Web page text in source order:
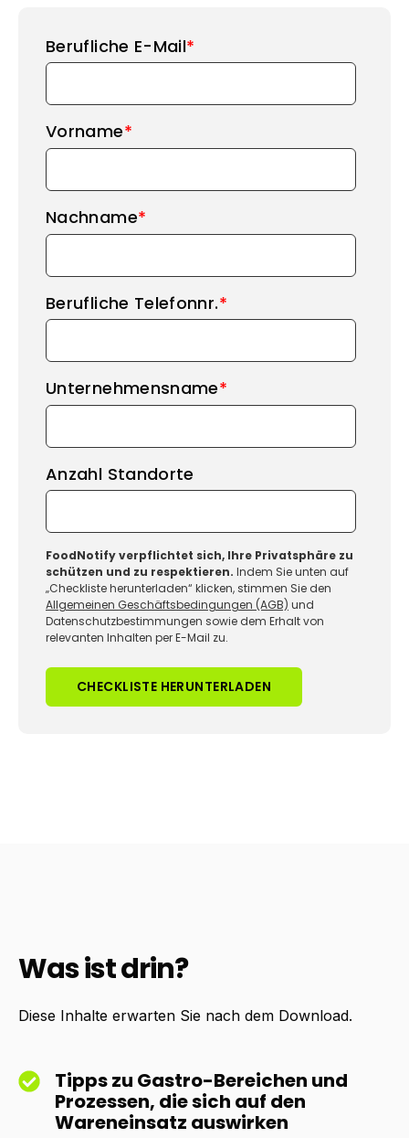
Berufliche E-Mail*
Vorname*
Nachname*
Berufliche Telefonnr.*
Unternehmensname*
Anzahl Standorte
FoodNotify verpflichtet sich, Ihre Privatsphäre zu
schützen und zu respektieren. Indem Sie unten auf
„Checkliste herunterladen“ klicken, stimmen Sie den
Allgemeinen Geschäftsbedingungen (AGB) und
Datenschutzbestimmungen sowie dem Erhalt von
relevanten Inhalten per E-Mail zu.
Was ist drin?
Diese Inhalte erwarten Sie nach dem Download.
Tipps zu Gastro-Bereichen und
Prozessen, die sich auf den
Wareneinsatz auswirken